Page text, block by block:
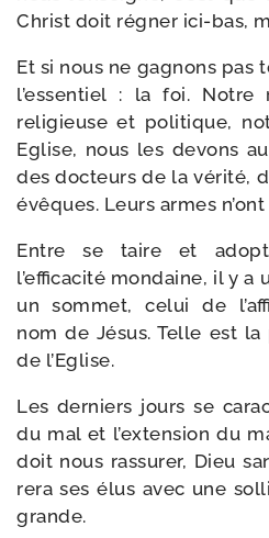
Christ doit régner ici-​bas,
Et si nous ne gagnons pas
l’essentiel : la foi. Notre
reli­gieuse et poli­tique,
Eglise, nous les devons
des doc­teurs de la véri­té,
évêques. Leurs armes
Entre se taire et
l’efficacité mon­daine, il y
un som­met, celui de
nom de Jésus. Telle est
de l’Eglise.
Les der­niers jours se
du mal et l’extension du
doit nous ras­su­rer, Dieu
re­ra ses élus avec une
grande.